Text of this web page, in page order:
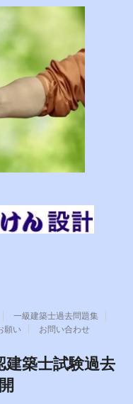
一級建築士過去問題集
願い お問い合わせ
建築士試験過去